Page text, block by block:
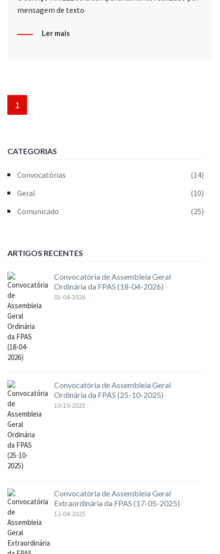
mensagem de texto
Ler mais
1
CATEGORIAS
Convocatórias
(14)
Geral
(10)
Comunicado
(25)
ARTIGOS RECENTES
Convocatória de Assembleia Geral
Ordinária da FPAS (18-04-2026)
01-04-2026
Convocatória de Assembleia Geral
Ordinária da FPAS (25-10-2025)
10-10-2025
Convocatória de Assembleia Geral
Extraordinária da FPAS (17-05-2025)
12-04-2025